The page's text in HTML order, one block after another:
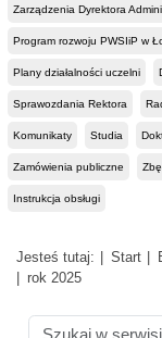
Zarządzenia Dyrektora
Program rozwoju PWSIiP w
Plany działalności uczelni
Sprawozdania Rektora
Komunikaty Studia
Zamówienia publiczne
Instrukcja obsługi
Jesteś tutaj: Start
rok 2025